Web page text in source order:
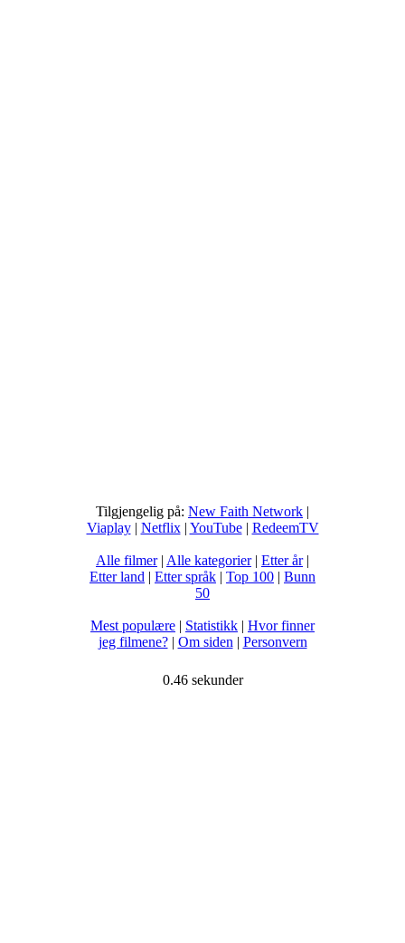
Tilgjengelig på: New Faith Network |
Viaplay| Netflix| YouTube| RedeemTV
Alle filmer| Alle kategorier| Etter år|
Etter land | Etter språk | Top 100 | Bunn
50
Mest populære | Statistikk | Hvor finner
jeg filmene?| Om siden| Personvern
0.46 sekunder